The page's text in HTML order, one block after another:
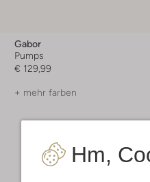
Hm,
Gabor
Pumps
€ 129,99
+ mehr farben